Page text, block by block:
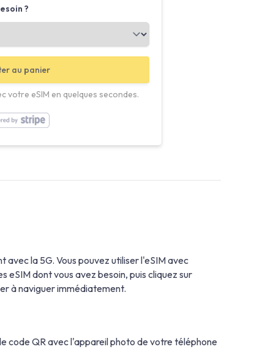
?
au panier
votre eSIM en quelques secondes.
la 5G. Vous pouvez utiliser l'eSIM avec
dont vous avez besoin, puis cliquez sur
à naviguer immédiatement.
code QR avec l'appareil photo de votre téléphone